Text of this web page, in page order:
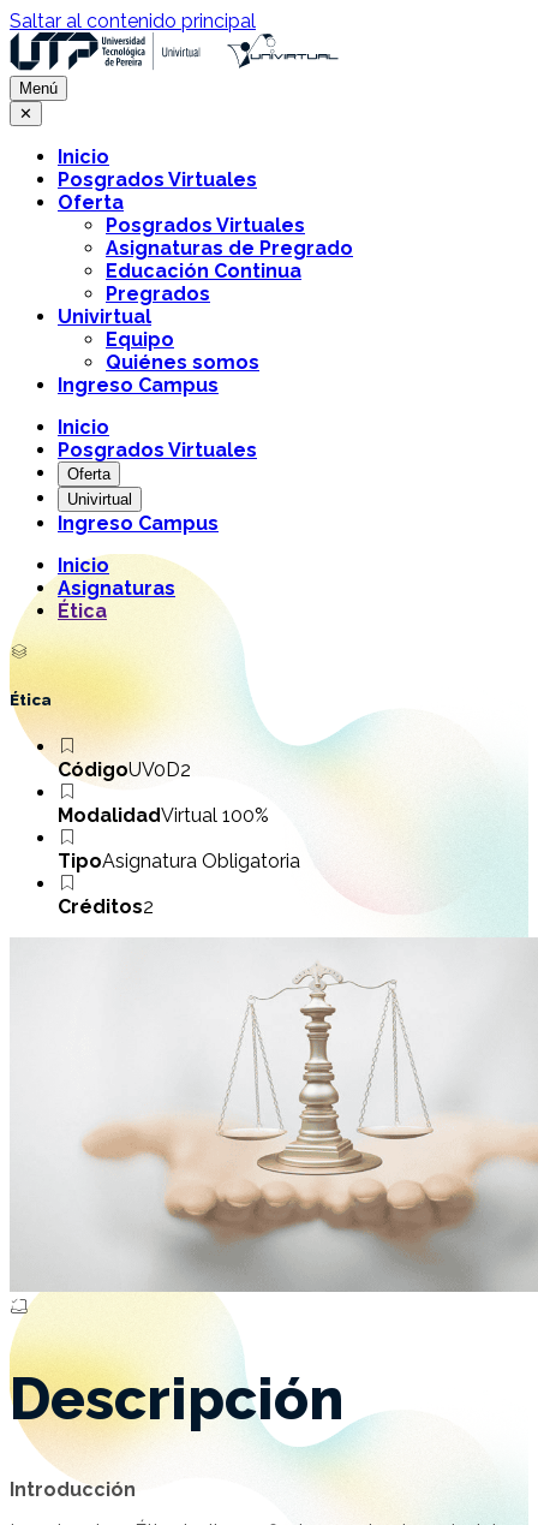
Saltar al contenido principal
Menú
✕
Inicio
Posgrados Virtuales
Oferta
Posgrados Virtuales
Asignaturas de Pregrado
Educación Continua
Pregrados
Univirtual
Equipo
Quiénes somos
Ingreso Campus
Inicio
Posgrados Virtuales
Oferta
Univirtual
Ingreso Campus
Inicio
Asignaturas
Ética
Ética
CódigoUV0D2
ModalidadVirtual 100%
TipoAsignatura Obligatoria
Créditos2
Descripción
Introducción